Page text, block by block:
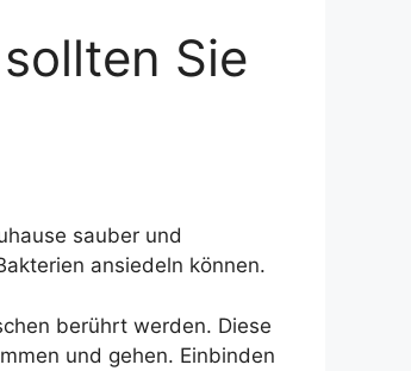
Sie
sauber und
ansiedeln können.
berührt werden. Diese
und gehen. Einbinden